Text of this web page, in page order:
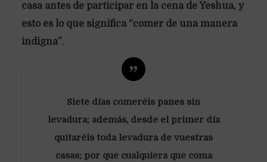
casa antes de participar en la cena de Yeshua, y
esto es lo que significa “comer de una manera
indigna”,
Siete días comeréis panes sin
levadura; además, desde el primer día
quitaréis toda levadura de vuestras
casas; por que cualquiera que coma